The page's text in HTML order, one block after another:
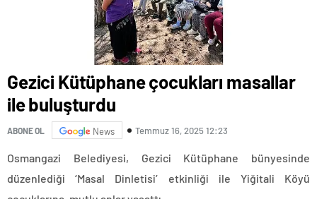
Gezici Kütüphane çocukları masallar
ile buluşturdu
ABONE OL News Temmuz 16, 2025 12:23
Osmangazi Belediyesi, Gezici Kütüphane bünyesinde
düzenlediği ‘Masal Dinletisi’ etkinliği ile Yiğitali Köyü